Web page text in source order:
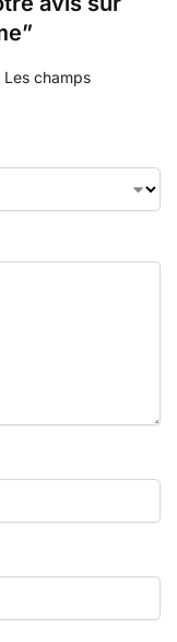
Les champs